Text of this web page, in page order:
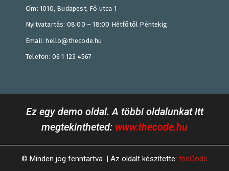
Cím: 1010, Budapest, Fő utca 1
Nyitvatartás: 08:00 – 18:00 Hétfőtől Péntekig
Email: hello@thecode.hu
Telefon: 06 1 123 4567
Ez egy demo oldal. A többi oldalunkat itt
megtekintheted: www.thecode.hu
© Minden jog fenntartva. | Az oldalt készítette: theCode